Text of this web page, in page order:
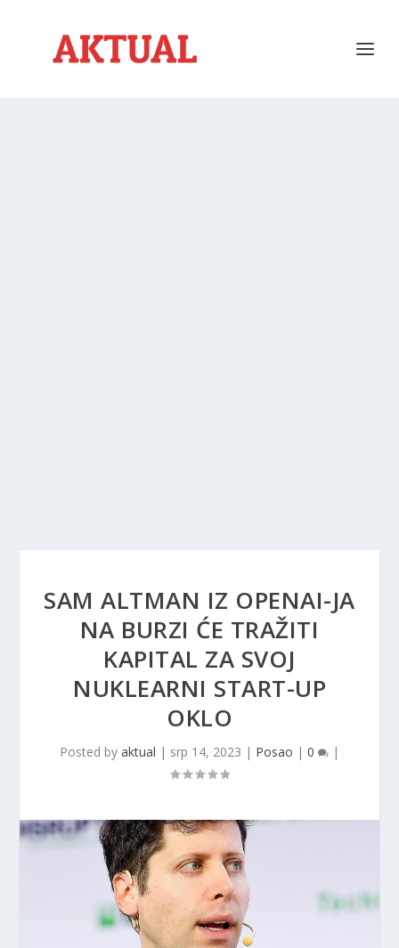
SAM ALTMAN IZ OPENAI-JA
NA BURZI ĆE TRAŽITI
KAPITAL ZA SVOJ
NUKLEARNI START-UP
OKLO
Posted by aktual | srp 14, 2023 | Posao | 0 |